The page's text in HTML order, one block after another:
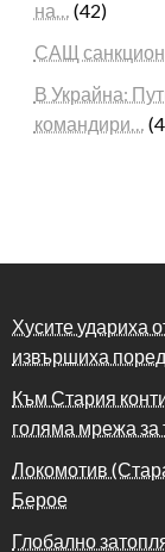
на… (42)
САЩ
В Украйна:
командири…
Хусите удариха
извършиха
Към Стария
голяма мрежа
Локомотив
Берое
Глобално